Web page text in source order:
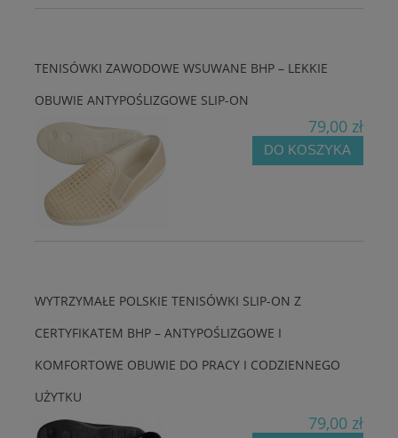
TENISÓWKI ZAWODOWE WSUWANE BHP – LEKKIE
OBUWIE ANTYPOŚLIZGOWE SLIP-ON
79,00 zł
DO KOSZYKA
WYTRZYMAŁE POLSKIE TENISÓWKI SLIP-ON Z
CERTYFIKATEM BHP – ANTYPOŚLIZGOWE I
KOMFORTOWE OBUWIE DO PRACY I CODZIENNEGO
UŻYTKU
79,00 zł